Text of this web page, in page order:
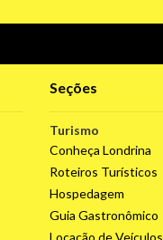
Seções
Turismo
Conheça Londrina
Roteiros Turísticos
Hospedagem
Guia Gastronômico
Locação de Veículos